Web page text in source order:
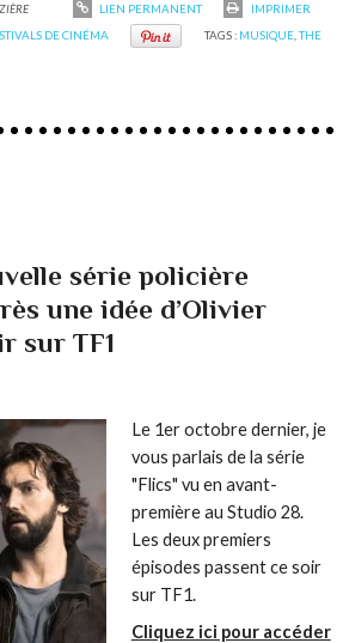
LIEN PERMANENT
IMPRIMER
DE CINÉMA TAGS : MUSIQUE,THE
série policière
une idée d’Olivier
sur TF1
Le 1er octobre dernier, je
vous parlais de la série
"Flics" vu en avant-
première au Studio 28.
Les deux premiers
épisodes passent ce soir
sur TF1.
Cliquez ici pour accéder